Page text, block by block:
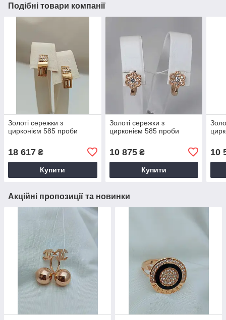
Подібні товари компанії
Золоті сережки з
цирконієм 585 проби
18 617 ₴
Купити
Золоті сережки з
цирконієм 585 проби
10 875₴
Купити
10
Акційні пропозиції та новинки